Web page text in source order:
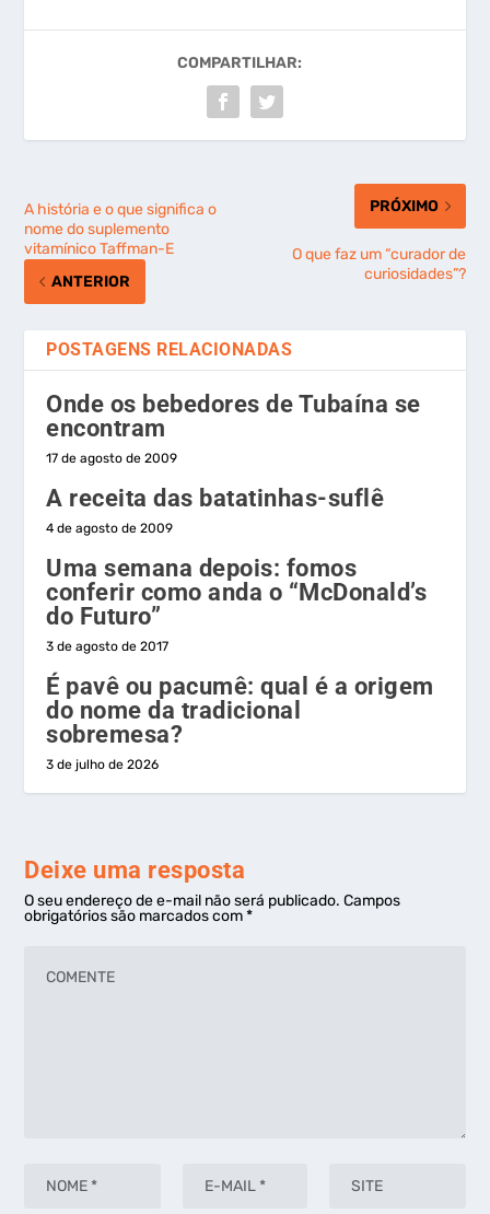
COMPARTILHAR:
A história e o que significa o
nome do suplemento
vitamínico Taffman-E
ANTERIOR
PRÓXIMO
O que faz um “curador de
curiosidades”?
POSTAGENS RELACIONADAS
Onde os bebedores de Tubaína se
encontram
17 de agosto de 2009
A receita das batatinhas-suflê
4 de agosto de 2009
Uma semana depois: fomos
conferir como anda o “McDonald’s
do Futuro”
3 de agosto de 2017
É pavê ou pacumê: qual é a origem
do nome da tradicional
sobremesa?
3 de julho de 2026
Deixe uma resposta
O seu endereço de e-mail não será publicado. Campos
obrigatórios são marcados com*